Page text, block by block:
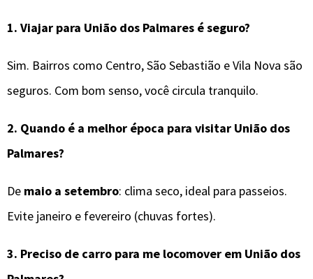
1. Viajar para União dos Palmares é seguro?
Sim. Bairros como Centro, São Sebastião e Vila Nova são
seguros. Com bom senso, você circula tranquilo.
2. Quando é a melhor época para visitar União dos
Palmares?
De maio a setembro: clima seco, ideal para passeios.
Evite janeiro e fevereiro (chuvas fortes).
3. Preciso de carro para me locomover em União dos